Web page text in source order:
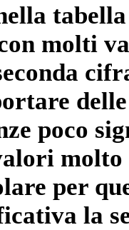
molti
poco
per
la